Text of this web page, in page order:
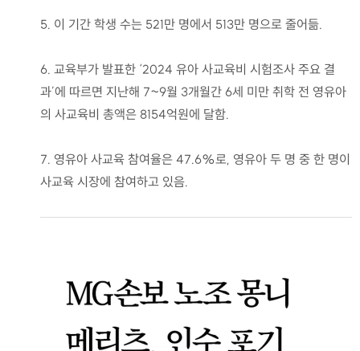
5. 이 기간 학생 수는 521만 명에서 513만 명으로 줄어듦.
6. 교육부가 발표한 ‘2024 유아 사교육비 시험조사 주요 결
과’에 따르면 지난해 7~9월 3개월간 6세 미만 취학 전 영유아
의 사교육비 총액은 8154억원에 달함.
7. 영유아 사교육 참여율은 47.6%로, 영유아 두 명 중 한 명이
사교육 시장에 참여하고 있음.